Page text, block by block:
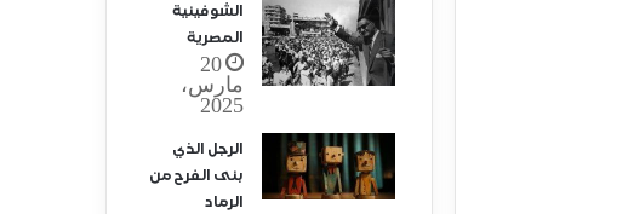
الشوفينية
المصرية
20
مارس،
2025
الرجل الذي
بنى الفرح من
الرماد